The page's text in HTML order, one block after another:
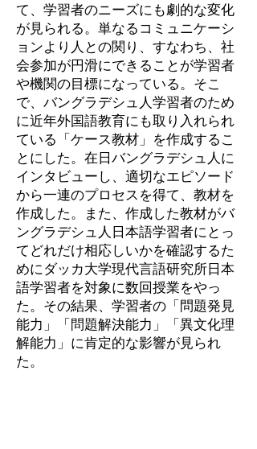
て、学習者のニーズにも劇的な変化
が見られる。単なるコミュニケーシ
ョンより人との関り、すなわち、社
会参加が円滑にできることが学習者
や機関の目標になっている。そこ
で、バングラデシュ人学習者のため
に近年外国語教育にも取り入れられ
ている「ケース教材」を作成するこ
とにした。在日バングラデシュ人に
インタビューし、適切なエピソード
から一連のプロセスを得て、教材を
作成した。また、作成した教材がバ
ングラデシュ人日本語学習者にとっ
てどれだけ相応しいかを確認するた
めにダッカ大学現代言語研究所日本
語学習者を対象に数回授業をやっ
た。その結果、学習者の「問題発見
能力」「問題解決能力」「異文化理
解能力」に肯定的な影響が見られ
た。